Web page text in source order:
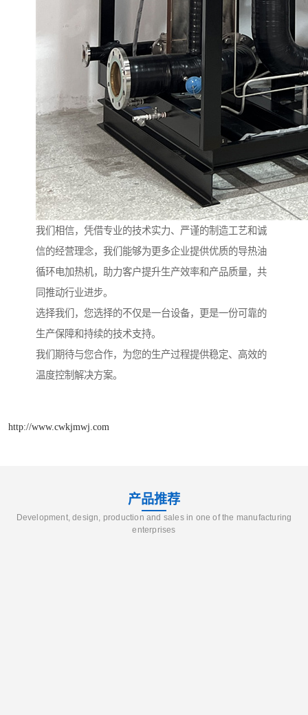
我们相信，凭借专业的技术实力、严谨的制造工艺和诚
信的经营理念，我们能够为更多企业提供优质的导热油
循环电加热机，助力客户提升生产效率和产品质量，共
同推动行业进步。
选择我们，您选择的不仅是一台设备，更是一份可靠的
生产保障和持续的技术支持。
我们期待与您合作，为您的生产过程提供稳定、高效的
温度控制解决方案。
http://www.cwkjmwj.com
产品推荐
Development, design, production and sales in one of the manufacturing
enterprises